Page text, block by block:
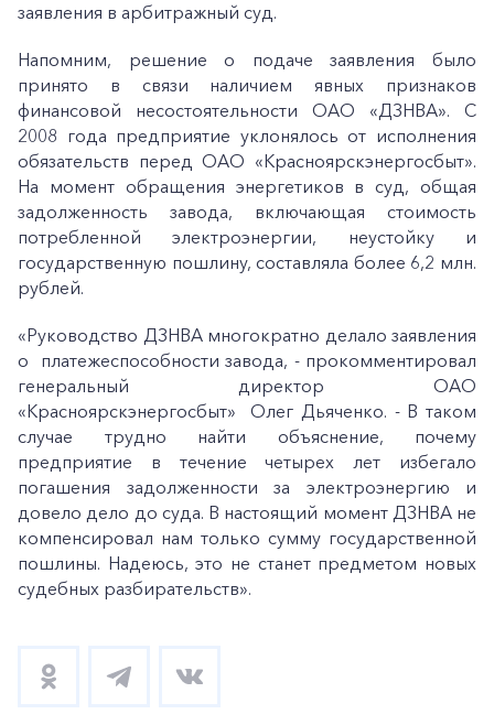
заявления в арбитражный суд.
Напомним, решение о подаче заявления было
принято в связи наличием явных признаков
финансовой несостоятельности ОАО «ДЗНВА». С
2008 года предприятие уклонялось от исполнения
обязательств перед ОАО «Красноярскэнергосбыт».
На момент обращения энергетиков в суд, общая
задолженность завода, включающая стоимость
потребленной электроэнергии, неустойку и
государственную пошлину, составляла более 6,2 млн.
рублей.
«Руководство ДЗНВА многократно делало заявления
о платежеспособности завода, - прокомментировал
генеральный директор ОАО
«Красноярскэнергосбыт» Олег Дьяченко. - В таком
случае трудно найти объяснение, почему
предприятие в течение четырех лет избегало
погашения задолженности за электроэнергию и
довело дело до суда. В настоящий момент ДЗНВА не
компенсировал нам только сумму государственной
пошлины. Надеюсь, это не станет предметом новых
судебных разбирательств».